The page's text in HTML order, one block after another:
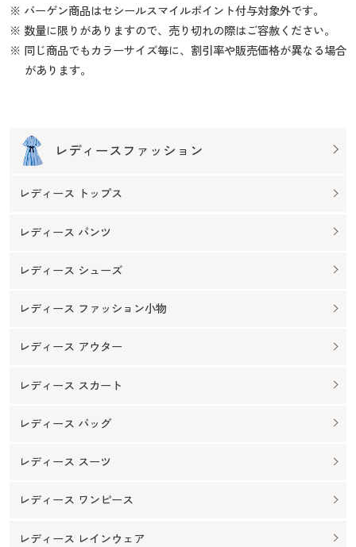
※ バーゲン商品はセシールスマイルポイント付与対象外です。
※ 数量に限りがありますので、売り切れの際はご容赦ください。
※ 同じ商品でもカラーサイズ毎に、割引率や販売価格が異なる場合
があります。
レディースファッション
レディース トップス
レディース パンツ
レディース シューズ
レディース ファッション小物
レディース アウター
レディース スカート
レディース バッグ
レディース スーツ
レディース ワンピース
レディース レインウェア